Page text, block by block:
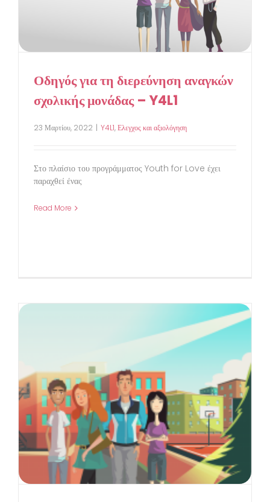
Οδηγός για τη διερεύνηση αναγκών
σχολικής μονάδας – Y4L1
23 Μαρτίου, 2022 | Y4L1,Ελεγχος και αξιολόγηση
Στο πλαίσιο του προγράμματος Youth for Love έχει
παραχθεί ένας
Read More